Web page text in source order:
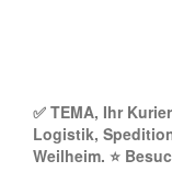
✅ TEMA, Ihr
Logistik,
Weilheim. ⭐